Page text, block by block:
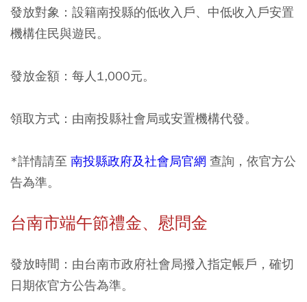
發放對象：設籍南投縣的低收入戶、中低收入戶安置
機構住民與遊民。
發放金額：每人1,000元。
領取方式：由南投縣社會局或安置機構代發。
*詳情請至 南投縣政府及社會局官網 查詢，依官方公
告為準。
台南市端午節禮金、慰問金
發放時間：由台南市政府社會局撥入指定帳戶，確切
日期依官方公告為準。